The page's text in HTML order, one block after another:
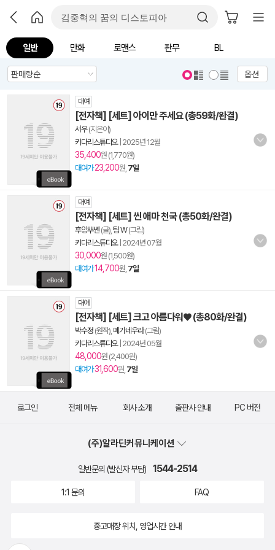
일반 만화 로맨스 판무 BL
옵션
대여
[전자책] [세트] 아이만 주세요 (총59화/완결)
서우(지은이)
키다리스튜디오| 2025년 12월
35,400원 (1,770원)
대여가 23,200원, 7일
대여
[전자책] [세트] 씬 애마 천국 (총50화/완결)
후앙뿌쏀 (글), 팀 W(그림)
키다리스튜디오| 2024년 07월
30,000원 (1,500원)
대여가14,700원, 7일
대여
[전자책] [세트] 크고 아름다워♥ (총80화/완결)
박수정 (원작), 메가네우라(그림)
키다리스튜디오| 2024년 05월
48,000원 (2,400원)
대여가31,600원, 7일
로그인 전체 메뉴 회사 소개 출판사 안내 PC 버전
(주)알라딘커뮤니케이션
일반문의 (발신자 부담) 1544-2514
1:1 문의 FAQ
중고매장 위치, 영업시간 안내